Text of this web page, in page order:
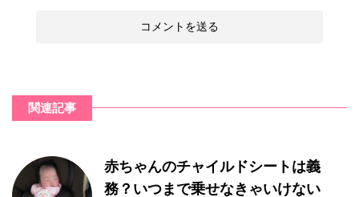
関連記事
赤ちゃんのチャイルドシートは義
務？いつまで乗せなきゃいけない